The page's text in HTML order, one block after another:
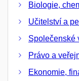
Biologie,
Učitelství a
Společenské
Právo a
Ekonomie,